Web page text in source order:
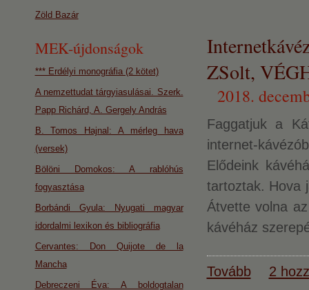
ZSolt,
2018.
Faggatjuk a
internet-
Elődeink
tartoztak. Hova
Átvette volna
kávéház
Tovább 2
Zöld Bazár
MEK-újdonságok
*** Erdélyi monográfia (2 kötet)
A nemzettudat tárgyiasulásai. Szerk.
Papp Richárd, A. Gergely András
B. Tomos Hajnal: A mérleg hava
(versek)
Bölöni Domokos: A rablóhús
fogyasztása
Borbándi Gyula: Nyugati magyar
idordalmi lexikon és bibliográfia
Cervantes: Don Quijote de la
Mancha
Debreczeni Éva: A boldogtalan